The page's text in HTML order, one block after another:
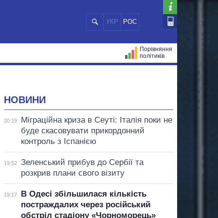
УКР РОС
Порівняння
політиків
НОВИНИ
20:19
Міграційна криза в Сеуті: Італія поки не
буде скасовувати прикордонний
контроль з Іспанією
19:52
Зеленський прибув до Сербії та
розкрив плани свого візиту
19:17
В Одесі збільшилася кількість
постраждалих через російський
обстріл стадіону «Чорноморець»